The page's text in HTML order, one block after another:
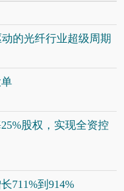
的光纤行业超级周期
股权，实现全资控
711%到914%